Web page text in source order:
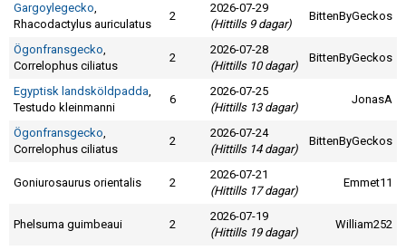
Gargoylegecko,
Rhacodactylus auriculatus
2
2026-07-29
(Hittills 9 dagar)
BittenByGeckos
Ögonfransgecko,
Correlophus ciliatus
2
2026-07-28
(Hittills 10 dagar)
BittenByGeckos
Egyptisk landsköldpadda,
Testudo kleinmanni
6
2026-07-25
(Hittills 13 dagar)
JonasA
Ögonfransgecko,
Correlophus ciliatus
2
2026-07-24
(Hittills 14 dagar)
BittenByGeckos
Goniurosaurus orientalis 2
2026-07-21
(Hittills 17 dagar)
Emmet11
Phelsuma guimbeaui 2
2026-07-19
(Hittills 19 dagar)
William252